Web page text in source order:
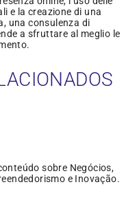
e la creazione di una
una consulenza di
a sfruttare al meglio le
sobre Negócios,
e Inovação.